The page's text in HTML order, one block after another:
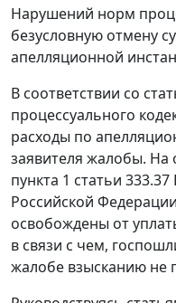
Нарушений норм
безусловную отмену
апелляционной
В соответствии со
процессуального
расходы по
заявителя жалобы. На
пункта 1 статьи 333.37
Российской
освобождены от
в связи с чем,
жалобе взысканию не